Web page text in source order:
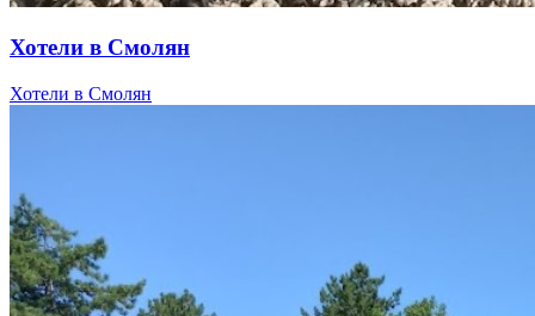
Хотели в Смолян
Хотели в Смолян